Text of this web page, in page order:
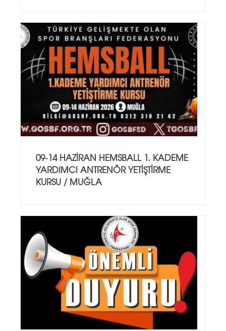
09-14 HAZİRAN HEMSBALL 1. KADEME
YARDIMCI ANTRENÖR YETİŞTİRME
KURSU / MUĞLA